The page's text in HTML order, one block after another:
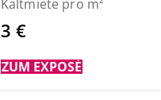
Kaltmiete pro m²
3 €
ZUM EXPOSÉ